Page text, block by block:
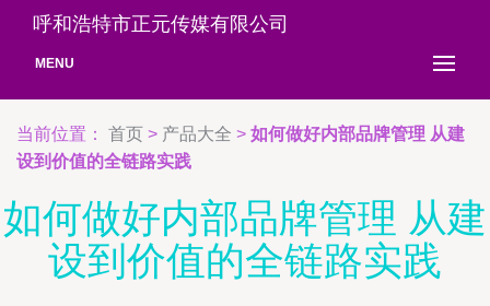
呼和浩特市正元传媒有限公司
MENU
当前位置： 首页 > 产品大全 > 如何做好内部品牌管理 从建
设到价值的全链路实践
如何做好内部品牌管理 从建
设到价值的全链路实践